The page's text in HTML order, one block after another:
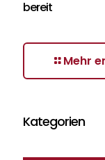
bereit
Mehr
Kategorien